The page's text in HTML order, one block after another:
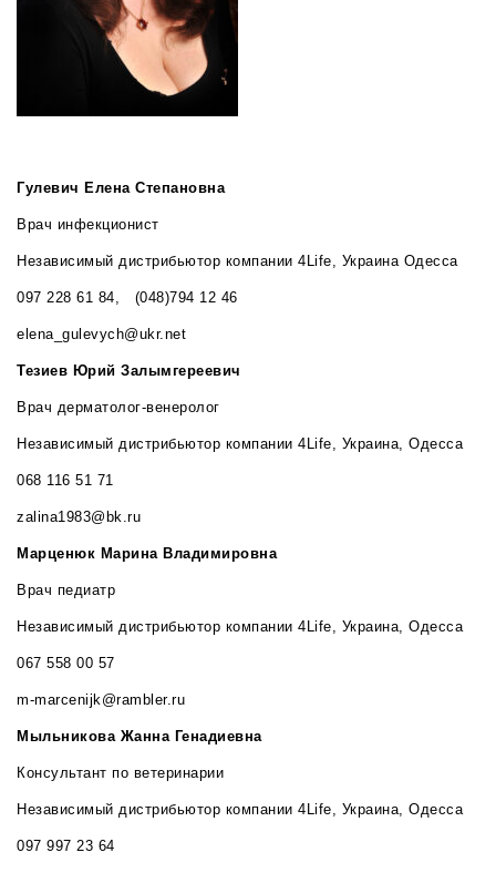
Гулевич Елена Степановна
Врач инфекционист
Независимый дистрибьютор компании 4Life, Украина Одесса
097 228 61 84, (048)794 12 46
elena_gulevych@ukr.net
Тезиев Юрий Залымгереевич
Врач дерматолог-венеролог
Независимый дистрибьютор компании 4Life, Украина, Одесса
068 116 51 71
zalina1983@bk.ru
Марценюк Марина Владимировна
Врач педиатр
Независимый дистрибьютор компании 4Life, Украина, Одесса
067 558 00 57
m-marcenijk@rambler.ru
Мыльникова Жанна Генадиевна
Консультант по ветеринарии
Независимый дистрибьютор компании 4Life, Украина, Одесса
097 997 23 64